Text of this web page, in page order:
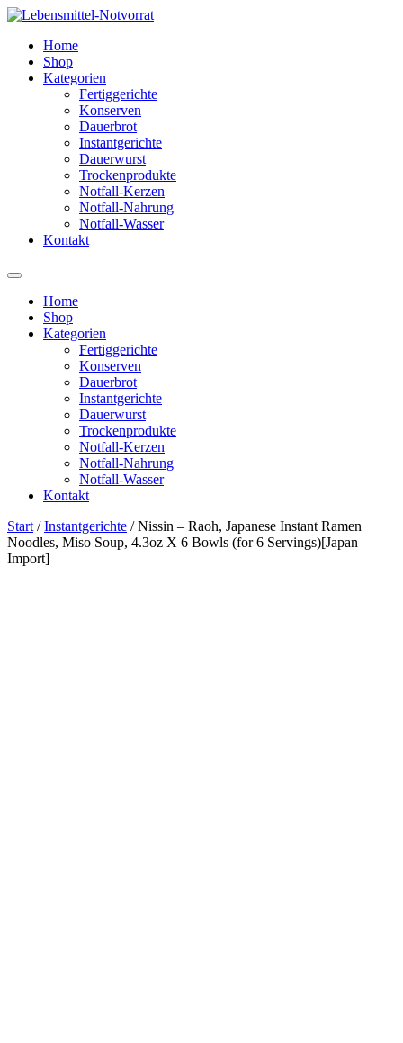
Zum
springenHome
Shop
Kategorien
Fertiggerichte
Konserven
Dauerbrot
Instantgerichte
Dauerwurst
Trockenprodukte
Notfall-Kerzen
Notfall-Nahrung
Notfall-Wasser
Kontakt
Home
Shop
Kategorien
Fertiggerichte
Konserven
Dauerbrot
Instantgerichte
Dauerwurst
Trockenprodukte
Notfall-Kerzen
Notfall-Nahrung
Notfall-Wasser
Kontakt
Start /Instantgerichte / Nissin – Raoh, Japanese Instant Ramen
Noodles, Miso Soup, 4.3oz X 6 Bowls (for 6 Servings)[Japan
Import]